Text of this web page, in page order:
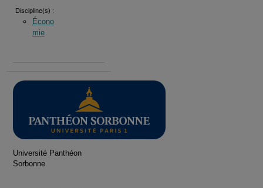
Discipline(s) :
Écono
mie
Université Panthéon
Sorbonne